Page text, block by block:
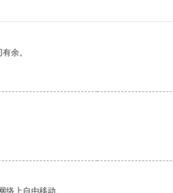
余。
上自由移动。